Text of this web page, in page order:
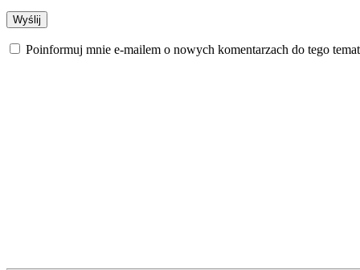
Poinformuj mnie e-mailem o nowych komentarzach do tego